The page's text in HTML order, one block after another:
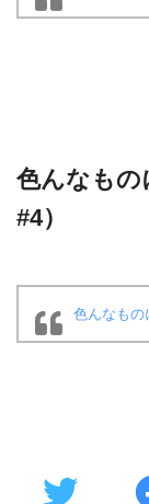
色んなもの
#4）
色んなもの